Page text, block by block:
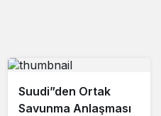
Suudi”den Ortak
Savunma Anlaşması